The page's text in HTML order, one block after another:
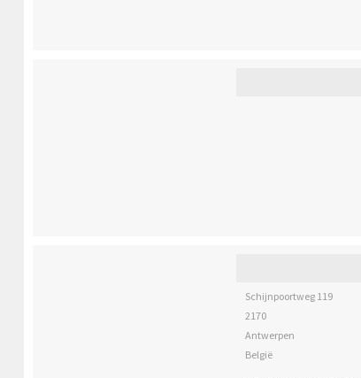
Schijnpoortweg 119
2170
Antwerpen
België